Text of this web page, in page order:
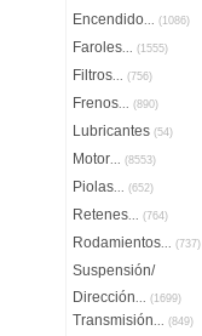
Encendido... (1086)
Faroles... (1555)
Filtros... (756)
Frenos... (890)
Lubricantes (54)
Motor... (8553)
Piolas... (652)
Retenes... (764)
Rodamientos... (737)
Suspensión/
Dirección... (1699)
Transmisión... (849)